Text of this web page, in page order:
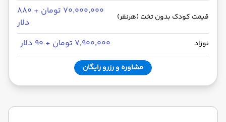
قیمت کودک بدون تخت (هرنفر)
۷۰٬۰۰۰٬۰۰۰ تومان + ۸۸۰
دلار
نوزاد ۷٬۹۰۰٬۰۰۰ تومان + ۹۰ دلار
مشاوره و رزرو رایگان